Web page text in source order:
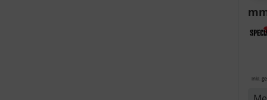
inkl.